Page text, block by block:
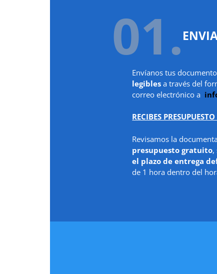
01.
Envíanos tus
legibles a través del
correo electrónico a
RECIBES PRESUPUESTO
Revisamos la
presupuesto gratuito,
el plazo de entrega
de 1 hora dentro del